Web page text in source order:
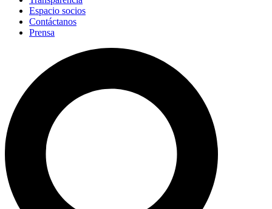
Espacio socios
Contáctanos
Prensa